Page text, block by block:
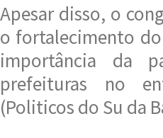
Apesar disso, o
o fortalecimento
importância da
prefeituras no
(Politicos do Su da